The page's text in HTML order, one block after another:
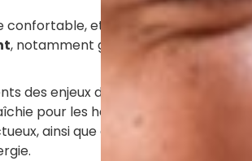
et peuvent bien
, notamment grâce à la disponibilité
des enjeux du réchauffement
pour les habitants et les
ainsi que chacune des